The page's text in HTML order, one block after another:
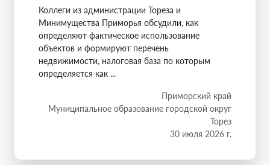
Коллеги из администрации Тореза и
Минимущества Приморья обсудили, как
определяют фактическое использование
объектов и формируют перечень
недвижимости, налоговая база по которым
определяется как ...
Приморский край
Муниципальное образование городской округ
Торез
30 июля 2026 г.